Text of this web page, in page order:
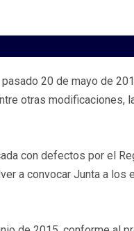
20 de mayo de
otras modificaciones,
con defectos por el
a convocar Junta a los